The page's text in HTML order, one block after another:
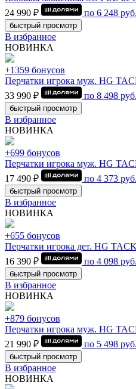
24 990 ₽
по 6 248 руб.
быстрый просмотр
В избранное
НОВИНКА
+1359 бонусов
Перчатки игрока муж. HG
33 990 ₽
по 8 498 руб.
быстрый просмотр
В избранное
НОВИНКА
+699 бонусов
Перчатки игрока муж. HG
17 490 ₽
по 4 373 руб.
быстрый просмотр
В избранное
НОВИНКА
+655 бонусов
Перчатки игрока дет. HG
16 390 ₽
по 4 098 руб.
быстрый просмотр
В избранное
НОВИНКА
+879 бонусов
Перчатки игрока муж. HG
21 990 ₽
по 5 498 руб.
быстрый просмотр
В избранное
НОВИНКА